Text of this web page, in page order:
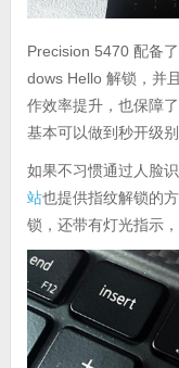
Precision 5470 配备
dows Hello 解锁，并
作效率提升，也保障
基本可以做到秒开级别
如果不习惯通过人脸
站也提供指纹解锁的
锁，还带有灯光指示，